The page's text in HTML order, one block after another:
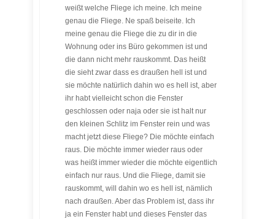
weißt welche Fliege ich meine. Ich meine
genau die Fliege. Ne spaß beiseite. Ich
meine genau die Fliege die zu dir in die
Wohnung oder ins Büro gekommen ist und
die dann nicht mehr rauskommt. Das heißt
die sieht zwar dass es draußen hell ist und
sie möchte natürlich dahin wo es hell ist, aber
ihr habt vielleicht schon die Fenster
geschlossen oder naja oder sie ist halt nur
den kleinen Schlitz im Fenster rein und was
macht jetzt diese Fliege? Die möchte einfach
raus. Die möchte immer wieder raus oder
was heißt immer wieder die möchte eigentlich
einfach nur raus. Und die Fliege, damit sie
rauskommt, will dahin wo es hell ist, nämlich
nach draußen. Aber das Problem ist, dass ihr
ja ein Fenster habt und dieses Fenster das